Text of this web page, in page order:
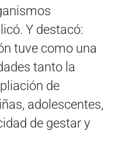
Y destacó:
tuve como una
tanto la
de
adolescentes,
de gestar y